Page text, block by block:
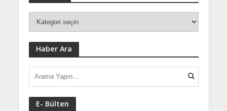
Haber Ara
E- Bülten